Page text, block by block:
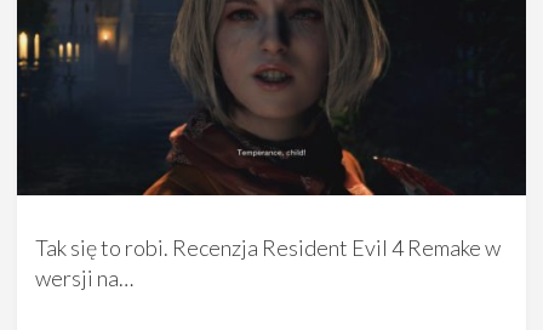
Tak się to robi. Recenzja Resident Evil 4 Remake w
wersji na…